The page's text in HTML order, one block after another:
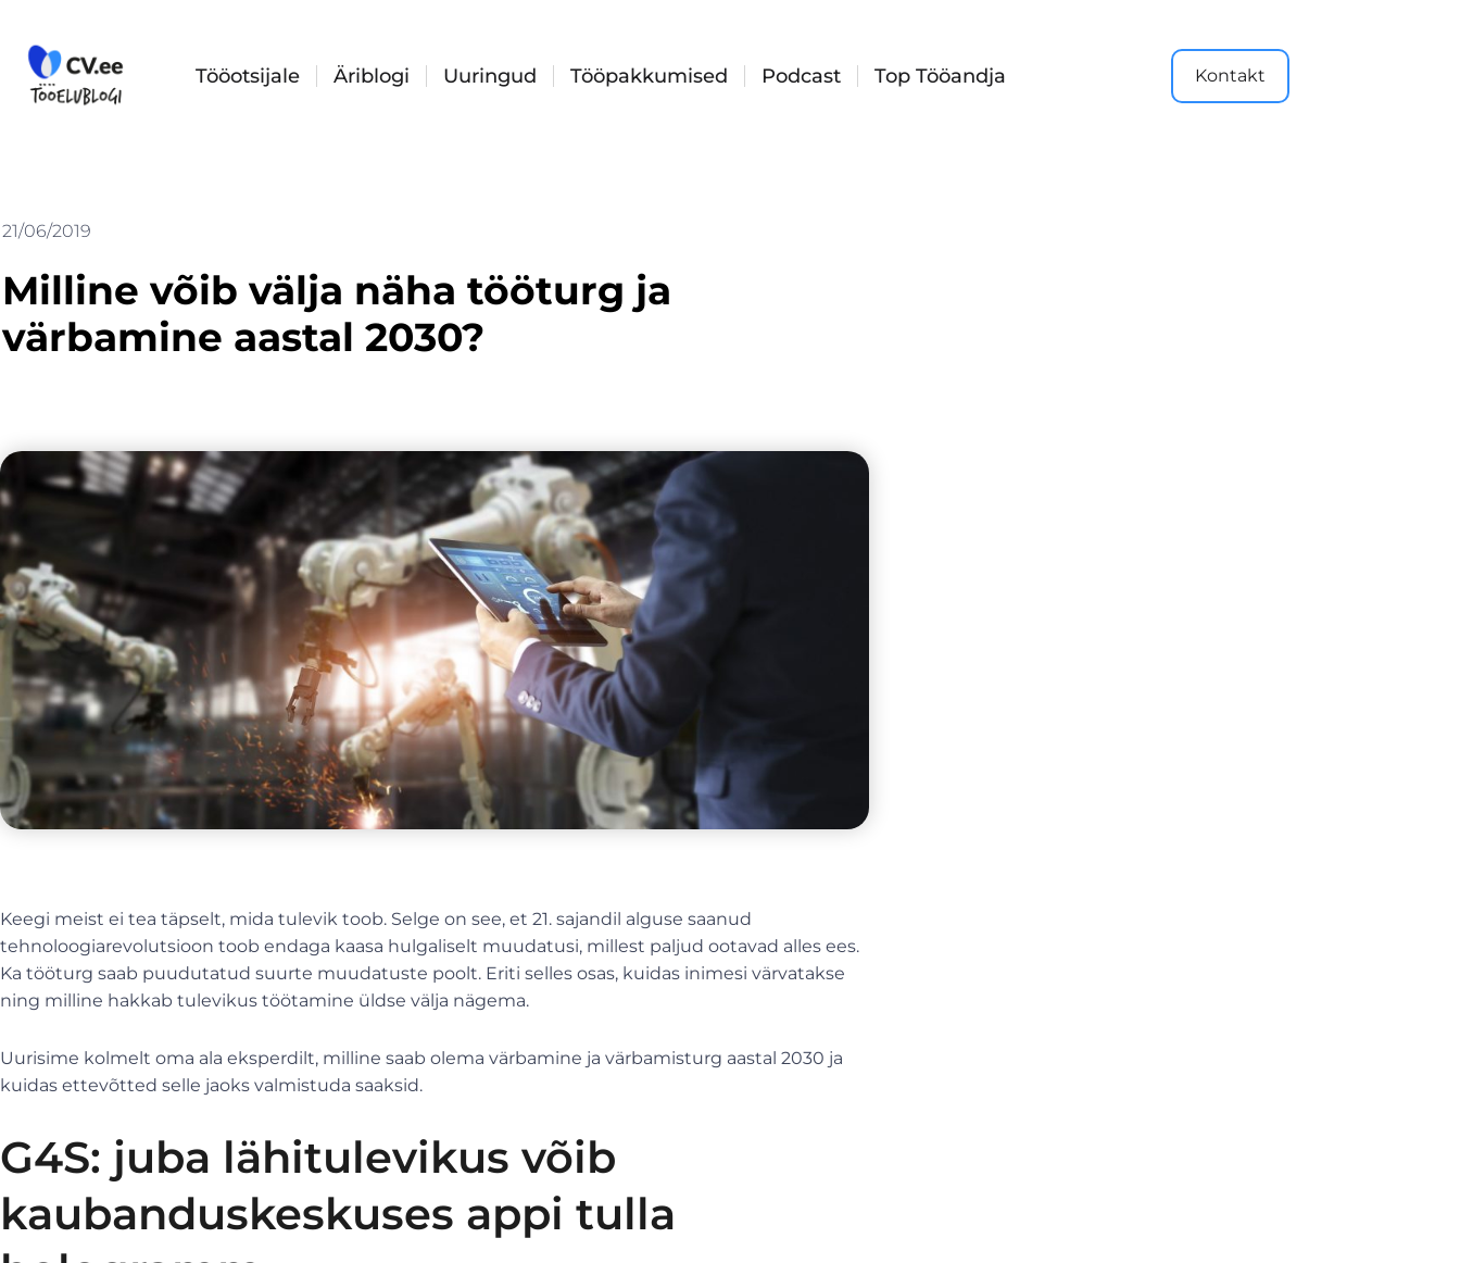
content
Tööotsijale Äriblogi Uuringud Tööpakkumised Podcast Top Tööandja Kontakt
21/06/2019
Milline võib välja näha tööturg ja
värbamine aastal 2030?
Keegi meist ei tea täpselt, mida tulevik toob. Selge on see, et 21. sajandil alguse saanud
tehnoloogiarevolutsioon toob endaga kaasa hulgaliselt muudatusi, millest paljud ootavad alles ees.
Ka tööturg saab puudutatud suurte muudatuste poolt. Eriti selles osas, kuidas inimesi värvatakse
ning milline hakkab tulevikus töötamine üldse välja nägema.
Uurisime kolmelt oma ala eksperdilt, milline saab olema värbamine ja värbamisturg aastal 2030 ja
kuidas ettevõtted selle jaoks valmistuda saaksid.
G4S: juba lähitulevikus võib
kaubanduskeskuses appi tulla